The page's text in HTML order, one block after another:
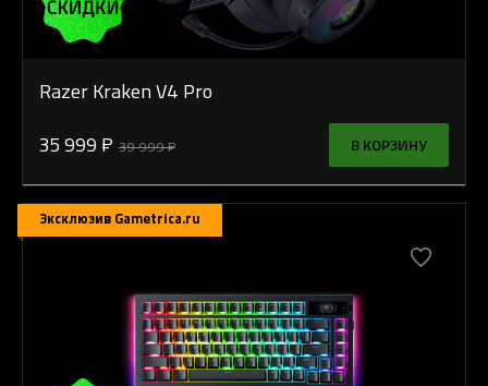
Razer Kraken V4 Pro
35 999 ₽ 39 999 ₽ В КОРЗИНУ
Эксклюзив Gametrica.ru